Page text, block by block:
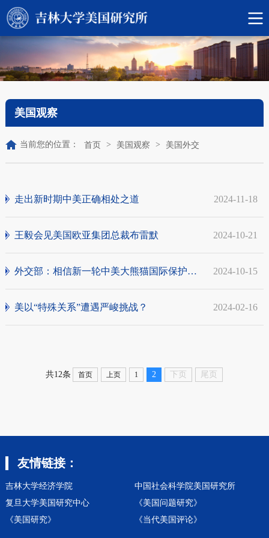
美国观察
当前您的位置： 首页 > 美国观察 > 美国外交
走出新时期中美正确相处之道 2024-11-18
王毅会见美国欧亚集团总裁布雷默 2024-10-21
外交部：相信新一轮中美大熊猫国际保护合作... 2024-10-15
美以“特殊关系”遭遇严峻挑战？ 2024-02-16
共12条 首页 上页 1 2 下页 尾页
友情链接：
吉林大学经济学院
中国社会科学院美国研究所
复旦大学美国研究中心
《美国问题研究》
《美国研究》
《当代美国评论》